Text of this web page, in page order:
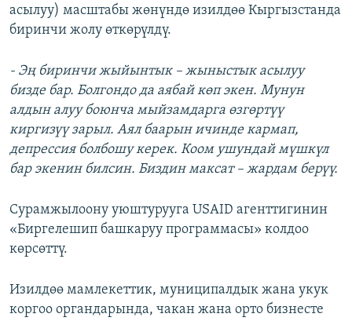
асылуу) масштабы жөнүндө изилдөө Кыргызстанда
биринчи жолу өткөрүлдү.
- Эң биринчи жыйынтык – жыныстык асылуу
бизде бар. Болгондо да аябай көп экен. Мунун
алдын алуу боюнча мыйзамдарга өзгөртүү
киргизүү зарыл. Аял баарын ичинде кармап,
депрессия болбошу керек. Коом ушундай мүшкүл
бар экенин билсин. Биздин максат – жардам берүү.
Сурамжылоону уюштурууга USAID агенттигинин
«Биргелешип башкаруу программасы» колдоо
көрсөттү.
Изилдөө мамлекеттик, муниципалдык жана укук
коргоо органдарында, чакан жана орто бизнесте